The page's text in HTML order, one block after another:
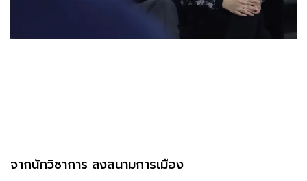
จากนักวิชาการ ลงสนามการเมือง